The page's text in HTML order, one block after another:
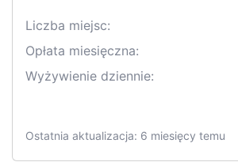
Liczba miejsc:
Opłata miesięczna:
Wyżywienie dziennie:
Ostatnia aktualizacja: 6 miesięcy temu